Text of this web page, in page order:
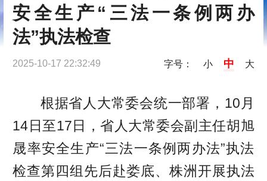
安全生产“三法一条例两办
法”执法检查
2025-10-17 22:32:49 字号： 小 中 大
根据省人大常委会统一部署，10月
14日至17日，省人大常委会副主任胡旭
晟率安全生产“三法一条例两办法”执法
检查第四组先后赴娄底、株洲开展执法